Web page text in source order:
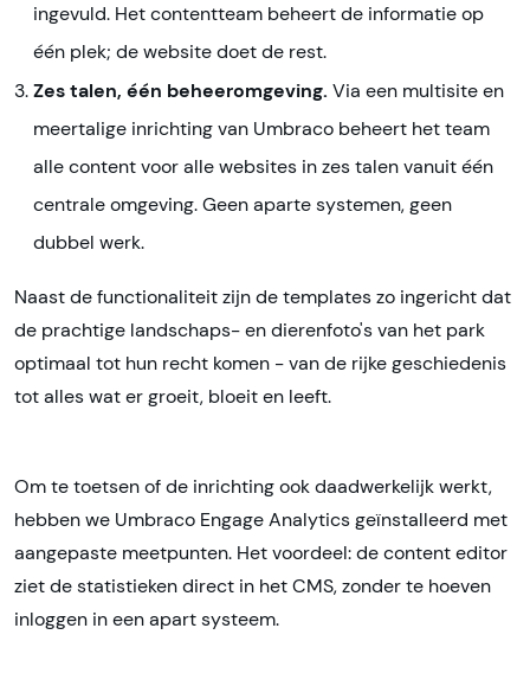
ingevuld. Het contentteam beheert de informatie op
één plek; de website doet de rest.
Zes talen, één beheeromgeving. Via een multisite en
meertalige inrichting van Umbraco beheert het team
alle content voor alle websites in zes talen vanuit één
centrale omgeving. Geen aparte systemen, geen
dubbel werk.
Naast de functionaliteit zijn de templates zo ingericht dat
de prachtige landschaps- en dierenfoto's van het park
optimaal tot hun recht komen - van de rijke geschiedenis
tot alles wat er groeit, bloeit en leeft.
Om te toetsen of de inrichting ook daadwerkelijk werkt,
hebben we Umbraco Engage Analytics geïnstalleerd met
aangepaste meetpunten. Het voordeel: de content editor
ziet de statistieken direct in het CMS, zonder te hoeven
inloggen in een apart systeem.